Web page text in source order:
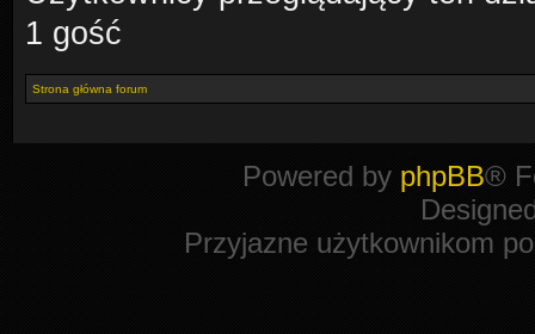
1 gość
Strona główna forum
Powered by phpBB®
Przyjazne użytkownikom